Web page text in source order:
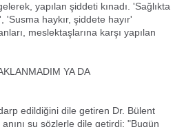
yapılan şiddeti kınadı. 'Sağlıkta
haykır, şiddete hayır'
meslektaşlarına karşı yapılan
YA DA
edildiğini dile getiren Dr. Bülent
şu sözlerle dile getirdi: "Bugün